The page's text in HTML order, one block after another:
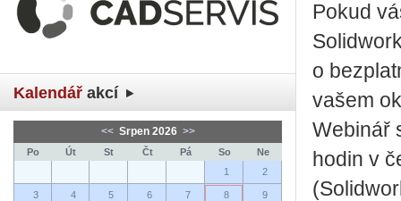
Kalendář akcí
<< Srpen 2026 >>
Po Út St Čt Pá So
Ne
1
2
3 4 5 6 7 8 9
Pokud
o
vašem
Webinář
hodin v